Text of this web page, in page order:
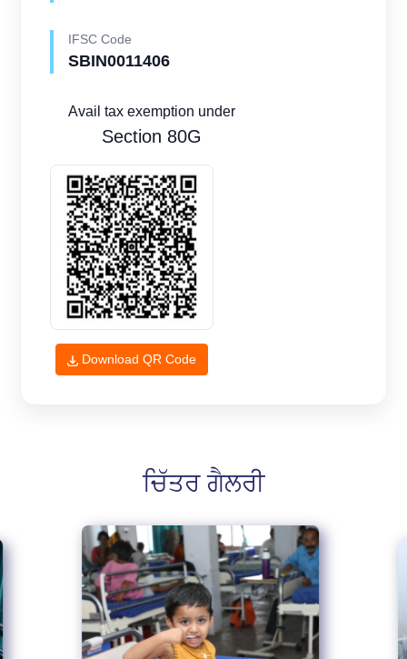
IFSC Code
SBIN0011406
Avail tax exemption under
Section 80G
Download QR Code
ਚਿੱਤਰ ਗੈਲਰੀ